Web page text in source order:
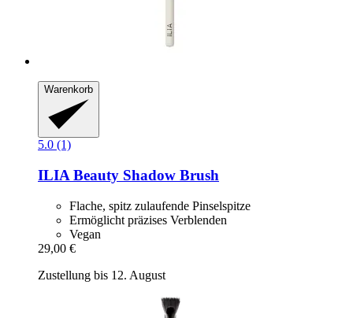
Warenkorb
5.0 (1)
ILIA Beauty Shadow Brush
Flache, spitz zulaufende Pinselspitze
Ermöglicht präzises Verblenden
Vegan
29,00 €
Zustellung bis 12. August